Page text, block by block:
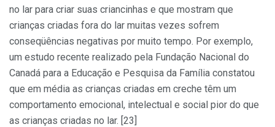
no lar para criar suas criancinhas e que mostram que
crianças criadas fora do lar muitas vezes sofrem
conseqüências negativas por muito tempo. Por exemplo,
um estudo recente realizado pela Fundação Nacional do
Canadá para a Educação e Pesquisa da Família constatou
que em média as crianças criadas em creche têm um
comportamento emocional, intelectual e social pior do que
as crianças criadas no lar. [23]